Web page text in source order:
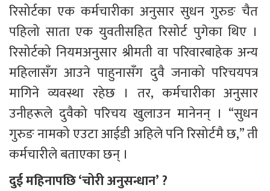
रिसोर्टका एक कर्मचारीका अनुसार सुधन गुरुङ चैत
पहिलो साता एक युवतीसहित रिसोर्ट पुगेका थिए ।
रिसोर्टको नियमअनुसार श्रीमती वा परिवारबाहेक अन्य
महिलासँग आउने पाहुनासँग दुवै जनाको परिचयपत्र
मागिने व्यवस्था रहेछ । तर, कर्मचारीका अनुसार
उनीहरूले दुवैको परिचय खुलाउन मानेनन् । “सुधन
गुरुङ नामको एउटा आईडी अहिले पनि रिसोर्टमै छ,” ती
कर्मचारीले बताएका छन् ।
दुई महिनापछि ‘चोरी अनुसन्धान’ ?